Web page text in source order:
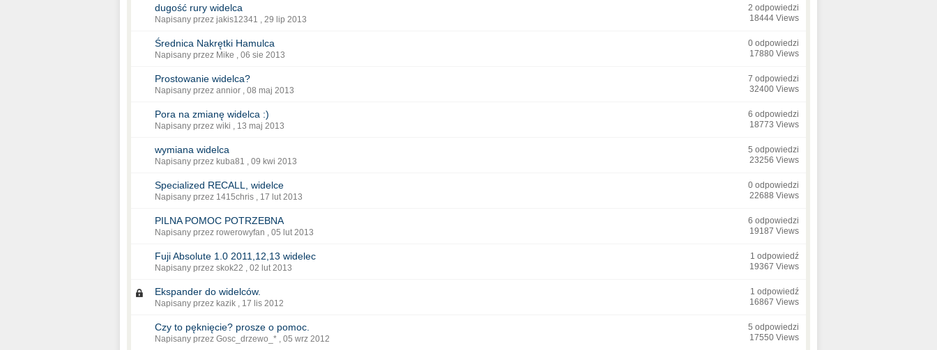
dugość rury widelca
Napisany przez jakis12341 , 29 lip 2013
2 odpowiedzi
18444 Views
Średnica Nakrętki Hamulca
Napisany przez Mike , 06 sie 2013
0 odpowiedzi
17880 Views
Prostowanie widelca?
Napisany przez annior , 08 maj 2013
7 odpowiedzi
32400 Views
Pora na zmianę widelca :)
Napisany przez wiki , 13 maj 2013
6 odpowiedzi
18773 Views
wymiana widelca
Napisany przez kuba81 , 09 kwi 2013
5 odpowiedzi
23256 Views
Specialized RECALL, widelce
Napisany przez 1415chris , 17 lut 2013
0 odpowiedzi
22688 Views
PILNA POMOC POTRZEBNA
Napisany przez rowerowyfan , 05 lut 2013
6 odpowiedzi
19187 Views
Fuji Absolute 1.0 2011,12,13 widelec
Napisany przez skok22 , 02 lut 2013
1 odpowiedź
19367 Views
Ekspander do widelców.
Napisany przez kazik , 17 lis 2012
1 odpowiedź
16867 Views
Czy to pęknięcie? prosze o pomoc.
Napisany przez Gosc_drzewo_* , 05 wrz 2012
5 odpowiedzi
17550 Views